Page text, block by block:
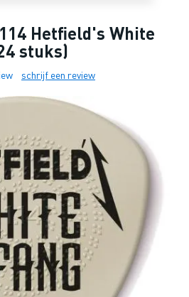
Hetfield's White
stuks)
schrijf een review